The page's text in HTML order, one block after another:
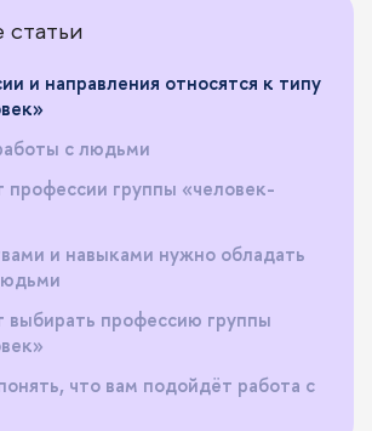
и направления относятся к типу
с людьми
группы «человек-
и навыками нужно обладать
выбирать профессию группы
что вам подойдёт работа с